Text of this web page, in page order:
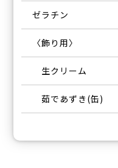
ゼラチン
〈飾り用〉
生クリーム
茹であずき(缶)